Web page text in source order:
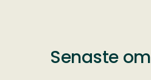
Senaste om